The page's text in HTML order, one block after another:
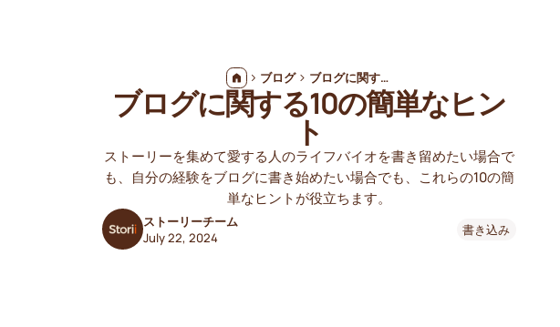
ブログ ブログに関する10の簡単なヒント
ブログに関する10の簡単なヒン
ト
ストーリーを集めて愛する人のライフバイオを書き留めたい場合で
も、自分の経験をブログに書き始めたい場合でも、これらの10の簡
単なヒントが役立ちます。
ストーリーチーム
July 22, 2024
書き込み